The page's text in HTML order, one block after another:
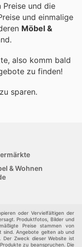
Preise und die
und einmalige
Möbel &
also komm bald
zu finden!
sparen.
& Wohnen
oder Vervielfältigen der
Produktfotos, Bilder und
Preise stammen von
sind. Angebote gelten ab und
Zweck dieser Website ist
zu beanspruchen. Die